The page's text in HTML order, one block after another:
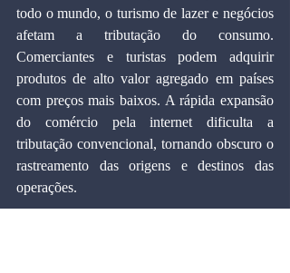
todo o mundo, o turismo de lazer e negócios
afetam a tributação do consumo.
Comerciantes e turistas podem adquirir
produtos de alto valor agregado em países
com preços mais baixos. A rápida expansão
do comércio pela internet dificulta a
tributação convencional, tornando obscuro o
rastreamento das origens e destinos das
operações.